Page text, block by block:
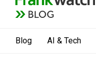
BLOG
Blog AI & Tech